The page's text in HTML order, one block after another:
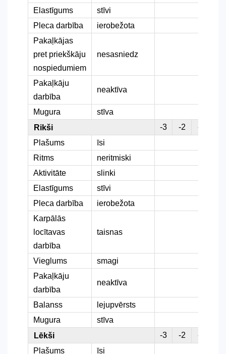
Elastīgums
stīvi
Pleca darbība
ierobežota
Pakaļkājas
pret priekškāju
nospiedumiem
nesasniedz
Pakaļkāju
darbība
neaktīva
Mugura
stīva
Rikši
-3 -2 -1
Plašums
īsi
Ritms
neritmiski
Aktivitāte
slinki
Elastīgums
stīvi
Pleca darbība
ierobežota
Karpālās
locītavas
darbība
taisnas
Vieglums
smagi
Pakaļkāju
darbība
neaktīva
Balanss
lejupvērsts
Mugura
stīva
Lēkši
-3 -2 -1
Plašums
īsi